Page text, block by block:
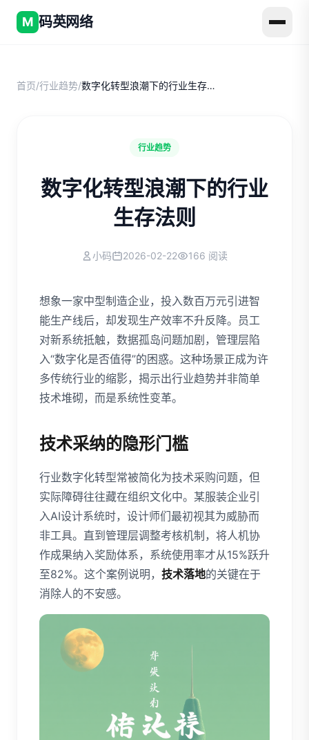
M 码英网络
首页/行业趋势/ 数字化转型浪潮下的行业生存法则
行业趋势
数字化转型浪潮下的行业
生存法则
小码 2026-02-22 166 阅读
想象一家中型制造企业，投入数百万元引进智
能生产线后，却发现生产效率不升反降。员工
对新系统抵触，数据孤岛问题加剧，管理层陷
入“数字化是否值得”的困惑。这种场景正成为许
多传统行业的缩影，揭示出行业趋势并非简单
技术堆砌，而是系统性变革。
技术采纳的隐形门槛
行业数字化转型常被简化为技术采购问题，但
实际障碍往往藏在组织文化中。某服装企业引
入AI设计系统时，设计师们最初视其为威胁而
非工具。直到管理层调整考核机制，将人机协
作成果纳入奖励体系，系统使用率才从15%跃升
至82%。这个案例说明， 技术落地的关键在于
消除人的不安感。